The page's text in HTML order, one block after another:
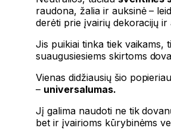
raudona, žalia ir auksinė –
derėti prie įvairių dekoracijų ir
Jis puikiai tinka tiek vaikams,
suaugusiesiems skirtoms
Vienas didžiausių šio
– universalumas.
Jį galima naudoti ne tik
bet ir įvairioms kūrybinėms